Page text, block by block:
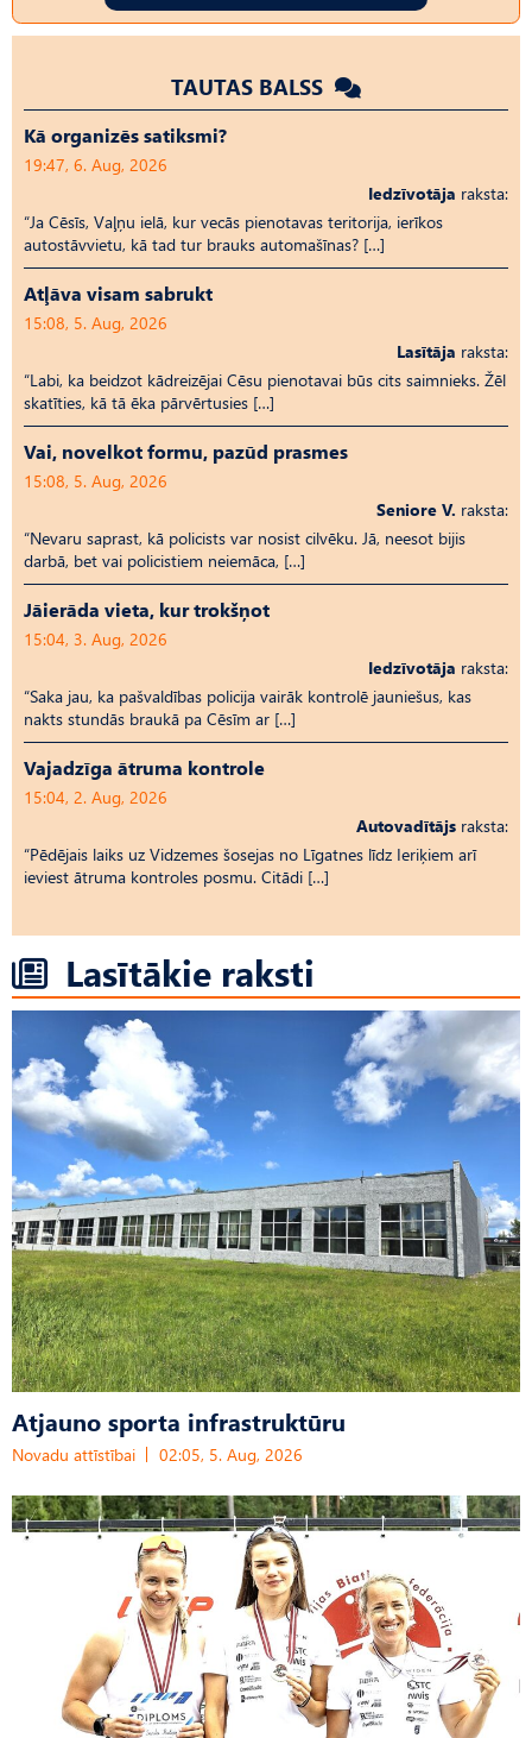
TAUTAS BALSS
Kā organizēs satiksmi?
19:47, 6. Aug, 2026
Iedzīvotāja raksta:
“Ja Cēsīs, Vaļņu ielā, kur vecās pienotavas teritorija, ierīkos
autostāvvietu, kā tad tur brauks automašīnas? […]
Atļāva visam sabrukt
15:08, 5. Aug, 2026
Lasītāja raksta:
“Labi, ka beidzot kādreizējai Cēsu pienotavai būs cits saimnieks. Žēl
skatīties, kā tā ēka pārvērtusies […]
Vai, novelkot formu, pazūd prasmes
15:08, 5. Aug, 2026
Seniore V. raksta:
“Nevaru saprast, kā policists var nosist cilvēku. Jā, neesot bijis
darbā, bet vai policistiem neiemāca, […]
Jāierāda vieta, kur trokšņot
15:04, 3. Aug, 2026
Iedzīvotāja raksta:
“Saka jau, ka pašvaldības policija vairāk kontrolē jauniešus, kas
nakts stundās braukā pa Cēsīm ar […]
Vajadzīga ātruma kontrole
15:04, 2. Aug, 2026
Autovadītājs raksta:
“Pēdējais laiks uz Vid­ze­mes šosejas no Līgatnes līdz Ieriķiem arī
ieviest ātruma kontroles posmu. Citādi […]
Lasītākie raksti
Atjauno sporta infrastruktūru
Novadu attīstībai 02:05, 5. Aug, 2026